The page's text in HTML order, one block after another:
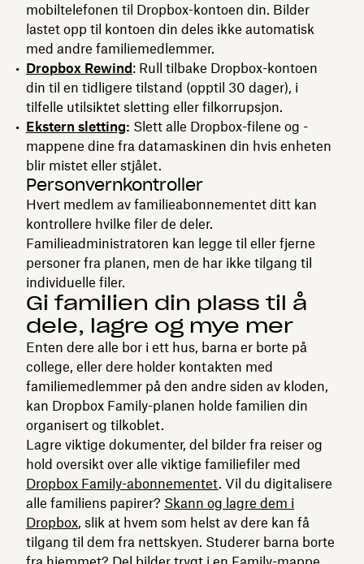
mobiltelefonen til Dropbox-kontoen din. Bilder
lastet opp til kontoen din deles ikke automatisk
med andre familiemedlemmer.
Dropbox Rewind: Rull tilbake Dropbox-kontoen
din til en tidligere tilstand (opptil 30 dager), i
tilfelle utilsiktet sletting eller filkorrupsjon.
Ekstern sletting: Slett alle Dropbox-filene og -
mappene dine fra datamaskinen din hvis enheten
blir mistet eller stjålet.
Personvernkontroller
Hvert medlem av familieabonnementet ditt kan
kontrollere hvilke filer de deler.
Familieadministratoren kan legge til eller fjerne
personer fra planen, men de har ikke tilgang til
individuelle filer.
Gi familien din plass til å
dele, lagre og mye mer
Enten dere alle bor i ett hus, barna er borte på
college, eller dere holder kontakten med
familiemedlemmer på den andre siden av kloden,
kan Dropbox Family-planen holde familien din
organisert og tilkoblet.
Lagre viktige dokumenter, del bilder fra reiser og
hold oversikt over alle viktige familiefiler med
Dropbox Family-abonnementet. Vil du digitalisere
alle familiens papirer? Skann og lagre dem i
Dropbox, slik at hvem som helst av dere kan få
tilgang til dem fra nettskyen. Studerer barna borte